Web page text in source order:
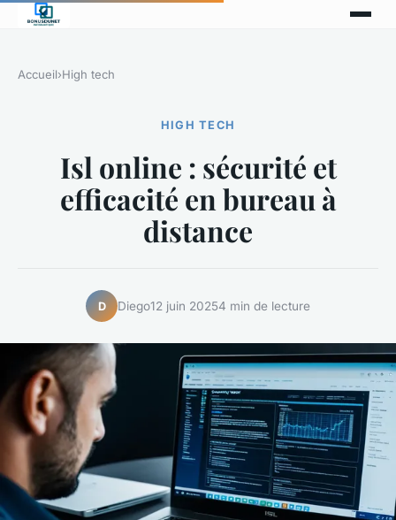
Accueil›High tech
HIGH TECH
Isl online : sécurité et
efficacité en bureau à
distance
D Diego12 juin 20254 min de lecture